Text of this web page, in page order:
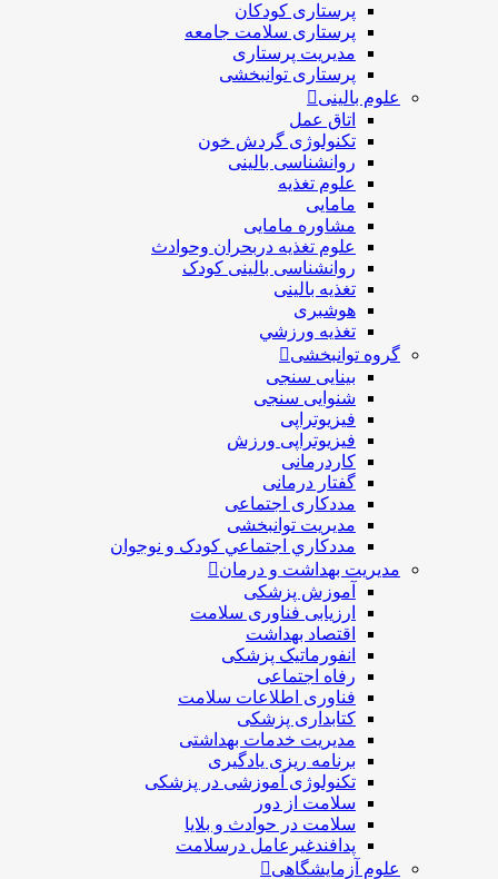
پرستاری کودکان
پرستاری سلامت جامعه
مدیریت پرستاری
پرستاری توانبخشی
علوم بالینی
اتاق عمل
تکنولوژی گردش خون
روانشناسی بالینی
علوم تغذیه
مامایی
مشاوره مامایی
علوم تغذیه دربحران وحوادث
روانشناسی بالینی کودک
تغذیه بالینی
هوشبری
تغذيه ورزشي
گروه توانبخشی
بینایی سنجی
شنوایی سنجی
فیزیوتراپی
فیزیوتراپی ورزش
کاردرمانی
گفتار درمانی
مددکاری اجتماعی
مديريت توانبخشی
مددکاري اجتماعي کودک و نوجوان
مدیریت بهداشت و درمان
آموزش پزشکی
ارزیابی فناوری سلامت
اقتصاد بهداشت
انفورماتیک پزشکی
رفاه اجتماعی
فناوری اطلاعات سلامت
کتابداری پزشکی
مديريت خدمات بهداشتی
برنامه ریزی یادگیری
تکنولوژی آموزشی در پزشکی
سلامت از دور
سلامت در حوادث و بلایا
پدافندغیرعامل درسلامت
علوم آزمایشگاهی